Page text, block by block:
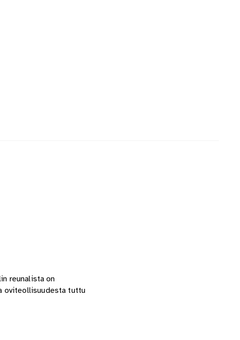
reunalista on
oviteollisuudesta tuttu